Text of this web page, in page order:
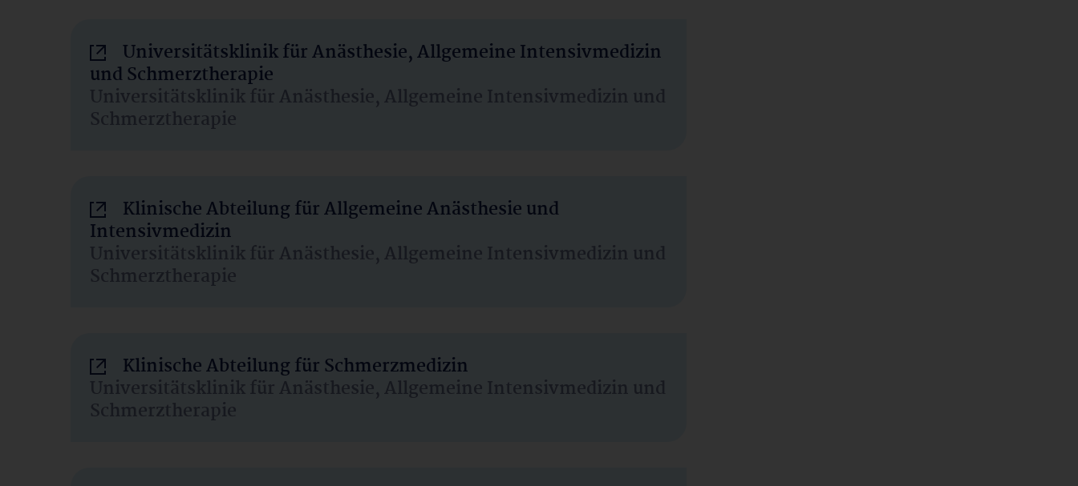
Universitätsklinik für Anästhesie, Allgemeine Intensivmedizin
und Schmerztherapie
Universitätsklinik für Anästhesie, Allgemeine Intensivmedizin und
Schmerztherapie
Klinische Abteilung für Allgemeine Anästhesie und
Intensivmedizin
Universitätsklinik für Anästhesie, Allgemeine Intensivmedizin und
Schmerztherapie
Klinische Abteilung für Schmerzmedizin
Universitätsklinik für Anästhesie, Allgemeine Intensivmedizin und
Schmerztherapie